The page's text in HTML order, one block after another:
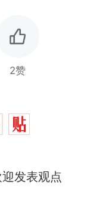
2赞
发表观点
院长辞职信流